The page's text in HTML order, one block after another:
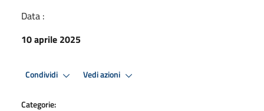
Data :
10 aprile 2025
Condividi Vedi azioni
Categorie: